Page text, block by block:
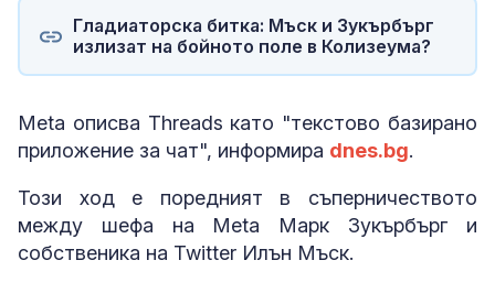
Гладиаторска битка: Мъск и Зукърбърг
излизат на бойното поле в Колизеума?
Meta описва Threads като "текстово базирано
приложение за чат", информира dnes.bg.
Този ход е поредният в съперничеството
между шефа на Meta Марк Зукърбърг и
собственика на Twitter Илън Мъск.